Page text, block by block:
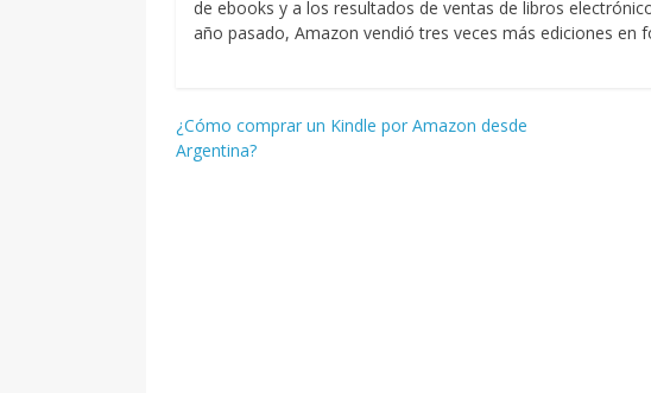
de ebooks y a los resultados de ventas de libros
año pasado, Amazon vendió tres veces más ediciones en
Navegación
de
¿Cómo comprar un Kindle por Amazon desde
Argentina?